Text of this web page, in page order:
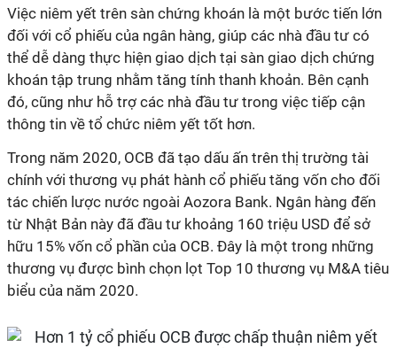
Việc niêm yết trên sàn chứng khoán là một bước tiến lớn
đối với cổ phiếu của ngân hàng, giúp các nhà đầu tư có
thể dễ dàng thực hiện giao dịch tại sàn giao dịch chứng
khoán tập trung nhằm tăng tính thanh khoản. Bên cạnh
đó, cũng như hỗ trợ các nhà đầu tư trong việc tiếp cận
thông tin về tổ chức niêm yết tốt hơn.
Trong năm 2020, OCB đã tạo dấu ấn trên thị trường tài
chính với thương vụ phát hành cổ phiếu tăng vốn cho đối
tác chiến lược nước ngoài Aozora Bank. Ngân hàng đến
từ Nhật Bản này đã đầu tư khoảng 160 triệu USD để sở
hữu 15% vốn cổ phần của OCB. Đây là một trong những
thương vụ được bình chọn lọt Top 10 thương vụ M&A tiêu
biểu của năm 2020.